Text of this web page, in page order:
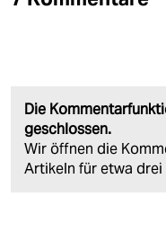
Die
geschlossen.
Wir öffnen die
Artikeln für etwa drei